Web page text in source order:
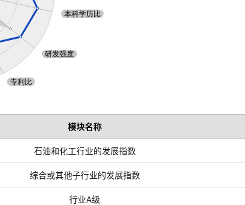
模块名称
石油和化工行业的发展指数
综合或其他子行业的发展指数
行业A级